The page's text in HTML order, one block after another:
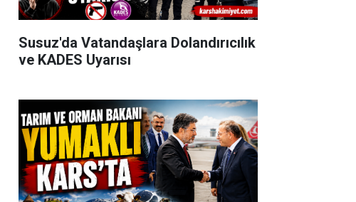
Susuz'da Vatandaşlara Dolandırıcılık
ve KADES Uyarısı